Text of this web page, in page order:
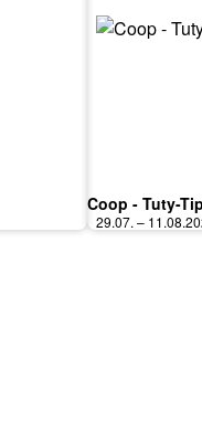
Coop - Tuty-
29.07. –